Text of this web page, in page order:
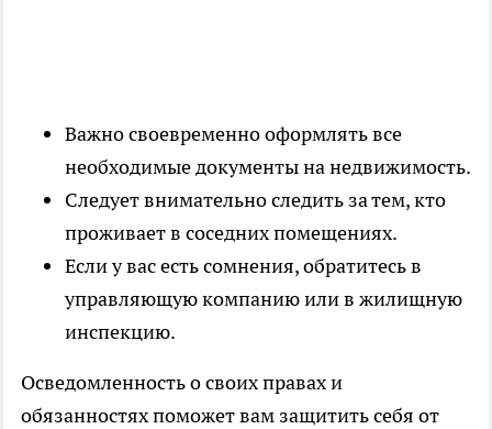
Важно своевременно оформлять все
необходимые документы на недвижимость.
Следует внимательно следить за тем, кто
проживает в соседних помещениях.
Если у вас есть сомнения, обратитесь в
управляющую компанию или в жилищную
инспекцию.
Осведомленность о своих правах и
обязанностях поможет вам защитить себя от